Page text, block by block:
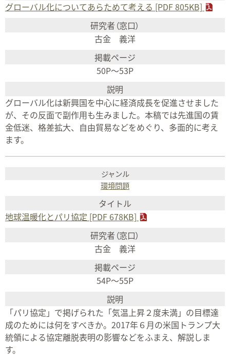
グローバル化についてあらためて考える [PDF 805KB]
古金 義洋
50P～53P
グローバル化は新興国を中心に経済成長を促進させました
が、その反面で副作用も生みました。本稿では先進国の賃
金低迷、格差拡大、自由貿易などをめぐり、多面的に考え
ます。
環境問題
地球温暖化とパリ協定 [PDF 678KB]
古金 義洋
54P～55P
「パリ協定」で掲げられた「気温上昇２度未満」の目標達
成のためには何をすべきか。2017年６月の米国トランプ大
統領による協定離脱表明の影響などをふまえ、解説しま
す。